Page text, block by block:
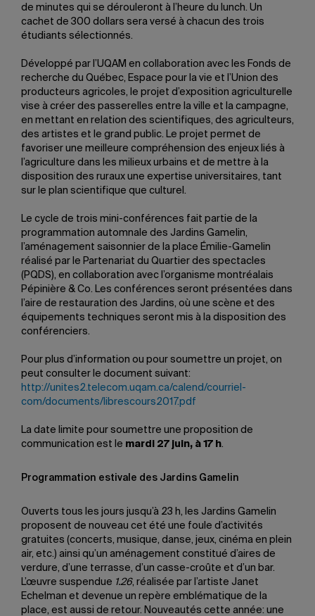
de minutes qui se dérouleront à l’heure du lunch. Un
cachet de 300 dollars sera versé à chacun des trois
étudiants sélectionnés.
Développé par l’UQAM en collaboration avec les Fonds de
recherche du Québec, Espace pour la vie et l’Union des
producteurs agricoles, le projet d’exposition agriculturelle
vise à créer des passerelles entre la ville et la campagne,
en mettant en relation des scientifiques, des agriculteurs,
des artistes et le grand public. Le projet permet de
favoriser une meilleure compréhension des enjeux liés à
l’agriculture dans les milieux urbains et de mettre à la
disposition des ruraux une expertise universitaires, tant
sur le plan scientifique que culturel.
Le cycle de trois mini-conférences fait partie de la
programmation automnale des Jardins Gamelin,
l’aménagement saisonnier de la place Émilie-Gamelin
réalisé par le Partenariat du Quartier des spectacles
(PQDS), en collaboration avec l’organisme montréalais
Pépinière & Co. Les conférences seront présentées dans
l’aire de restauration des Jardins, où une scène et des
équipements techniques seront mis à la disposition des
conférenciers.
Pour plus d’information ou pour soumettre un projet, on
peut consulter le document suivant:
http://unites2.telecom.uqam.ca/calend/courriel-
com/documents/librescours2017.pdf
La date limite pour soumettre une proposition de
communication est le mardi 27 juin, à 17 h.
Programmation estivale des Jardins Gamelin
Ouverts tous les jours jusqu’à 23 h, les Jardins Gamelin
proposent de nouveau cet été une foule d’activités
gratuites (concerts, musique, danse, jeux, cinéma en plein
air, etc.) ainsi qu’un aménagement constitué d’aires de
verdure, d’une terrasse, d’un casse-croûte et d’un bar.
L’œuvre suspendue 1.26, réalisée par l’artiste Janet
Echelman et devenue un repère emblématique de la
place, est aussi de retour. Nouveautés cette année: une